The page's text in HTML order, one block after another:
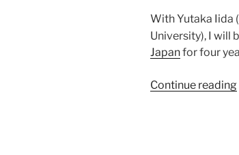
With Yutaka Iida
University), I will
Japanfor four
Continue reading